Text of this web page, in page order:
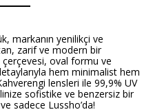
markanın yenilikçi ve
zarif ve modern bir
çerçevesi, oval formu ve
hem minimalist hem
lensleri ile 99,9% UV
sofistike ve benzersiz bir
sadece Lussho’da!